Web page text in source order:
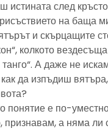
истината след
на баща
и скърцащите
колкото
А даже не
да изпъдиш вятъра,
понятие е по-
признавам, а няма ли